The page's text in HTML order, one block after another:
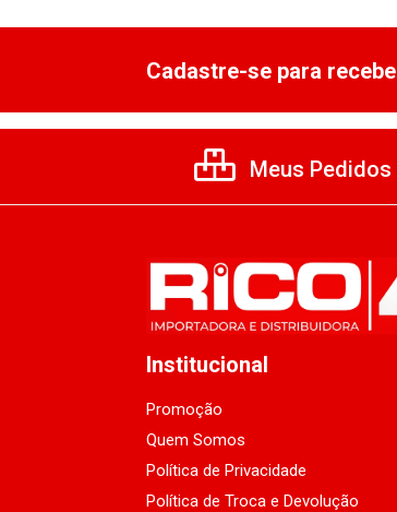
Cadastre-se para
Meus Pedidos
Institucional
Promoção
Quem Somos
Política de Privacidade
Política de Troca e Devolução